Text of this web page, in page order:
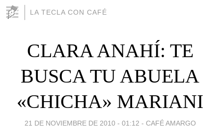
LA TECLA CON CAFÉ
CLARA ANAHÍ: TE
BUSCA TU ABUELA
«CHICHA» MARIANI
21 DE NOVIEMBRE DE 2010 - 01:12 - CAFÉ AMARGO